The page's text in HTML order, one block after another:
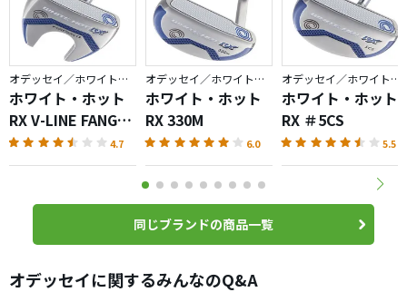
オデッセイ／ホワイトホット RX
ホワイト・ホット
RX V-LINE FANG
CS
4.7
オデッセイ／ホワイトホット RX
ホワイト・ホット
RX 330M
6.0
オデッセイ／ホワイトホット RX
ホワイト・ホット
RX ＃5CS
5.5
同じブランドの商品一覧
オデッセイに関するみんなのQ&A